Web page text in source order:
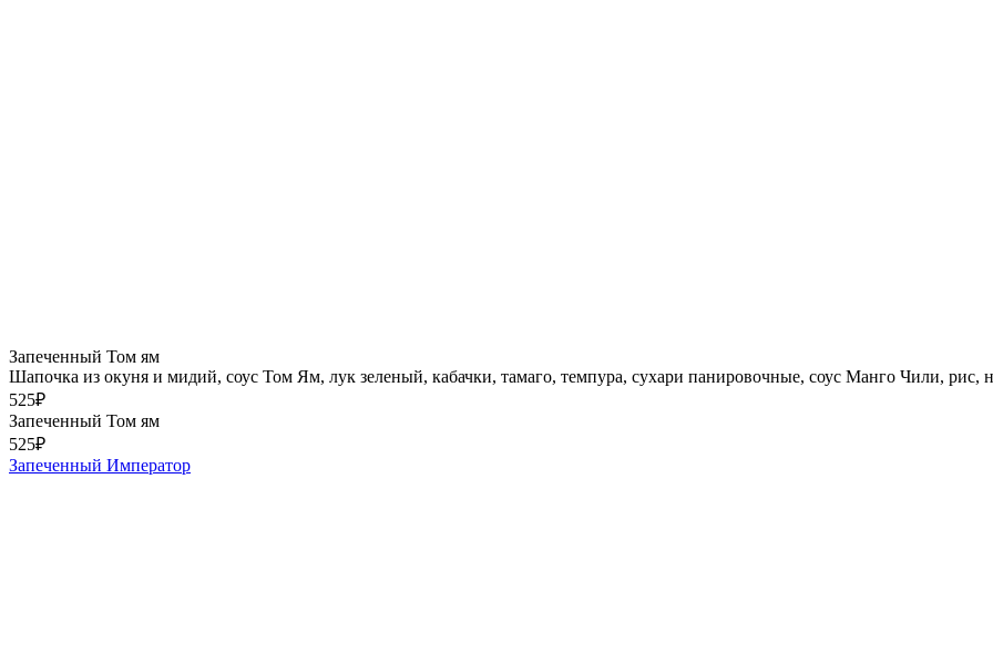
Запеченный Том ям
Шапочка из окуня и мидий, соус Том Ям, лук зеленый, кабачки, тамаго, темпура, сухари панировочные, соус Манго Чили, рис,
525₽
Запеченный Том ям
525₽
Запеченный Император